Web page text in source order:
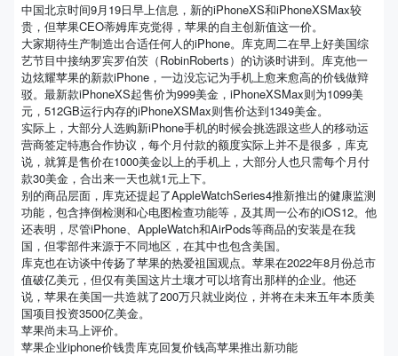
中国北京时间9月19日早上信息，新的iPhoneXS和iPhoneXSMax较
贵，但苹果CEO蒂姆库克觉得，苹果的自主创新值这一价。
大家期待生产制造出合适任何人的iPhone。库克周二在早上好美国综
艺节目中接纳罗宾罗伯茨（RobinRoberts）的访谈时讲到。库克他一
边炫耀苹果的新款iPhone，一边没忘记为手机上愈来愈高的价钱做辩
驳。最新款iPhoneXS起售价为999美金，iPhoneXSMax则为1099美
元，512GB运行内存的iPhoneXSMax则售价达到1349美金。
实际上，大部分人选购新iPhone手机的时候会挑选跟这些人的移动运
营商签定特惠合作协议，每个月付款的额度实际上并不是很多，库克
说，就算是售价在1000美金以上的手机上，大部分人也只需每个月付
款30美金，合出来一天也就1元上下。
别的商品层面，库克还提起了AppleWatchSeries4推新推出的健康监测
功能，包含摔倒检测和心电图检查功能等，及其周一公布的iOS12。他
还表明，尽管iPhone、AppleWatch和AirPods等商品的安装是在我
国，但零部件来源于不同地区，在其中也包含美国。
库克也在访谈中传扬了苹果的热爱祖国观点。苹果在2022年8月份总市
值破亿美元，但仅有美国这片土壤才可以培育出那样的企业。他还
说，苹果在美国一共造就了200万只就业岗位，并将在未来五年本质美
国项目投资3500亿美金。
苹果尚未马上评价。
苹果企业iphone价钱贵库克回复价钱高苹果推出新功能